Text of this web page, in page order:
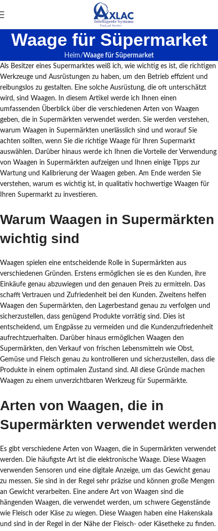
Waage für Süpermarket
Heim Waage für Süpermarket
Als Besitzer eines Supermarktes weiß ich, wie wichtig es ist, die richtigen
Werkzeuge und Ausrüstungen zu haben, um den Betrieb effizient und
reibungslos zu gestalten. Eine solche Ausrüstung, die oft unterschätzt
wird, sind Waagen. In diesem Artikel werde ich Ihnen einen
umfassenden Überblick über die verschiedenen Arten von Waagen
geben, die in Supermärkten verwendet werden. Sie werden verstehen,
warum Waagen in Supermärkten unerlässlich sind und worauf Sie
achten sollten, wenn Sie die richtige Waage für Ihren Supermarkt
auswählen. Darüber hinaus werde ich Ihnen die Vorteile der Verwendung
von Waagen in Supermärkten aufzeigen und Ihnen einige Tipps zur
Wartung und Kalibrierung der Waagen geben. Am Ende werden Sie
verstehen, warum es wichtig ist, in qualitativ hochwertige Waagen für
Ihren Supermarkt zu investieren.
Warum Waagen in Supermärkten
wichtig sind
Waagen spielen eine entscheidende Rolle in Supermärkten aus
verschiedenen Gründen. Erstens ermöglichen sie es den Kunden, ihre
Einkäufe genau abzuwiegen und den genauen Preis zu ermitteln. Das
schafft Vertrauen und Zufriedenheit bei den Kunden. Zweitens helfen
Waagen den Supermärkten, den Lagerbestand genau zu verfolgen und
sicherzustellen, dass genügend Produkte vorrätig sind. Dies ist
entscheidend, um Engpässe zu vermeiden und die Kundenzufriedenheit
aufrechtzuerhalten. Darüber hinaus ermöglichen Waagen den
Supermärkten, den Verkauf von frischen Lebensmitteln wie Obst,
Gemüse und Fleisch genau zu kontrollieren und sicherzustellen, dass die
Produkte in einem optimalen Zustand sind. All diese Gründe machen
Waagen zu einem unverzichtbaren Werkzeug für Supermärkte.
Arten von Waagen, die in
Supermärkten verwendet werden
Es gibt verschiedene Arten von Waagen, die in Supermärkten verwendet
werden. Die häufigste Art ist die elektronische Waage. Diese Waagen
verwenden Sensoren und eine digitale Anzeige, um das Gewicht genau
zu messen. Sie sind in der Regel sehr präzise und können große Mengen
an Gewicht verarbeiten. Eine andere Art von Waagen sind die
hängenden Waagen, die verwendet werden, um schwere Gegenstände
wie Fleisch oder Käse zu wiegen. Diese Waagen haben eine Hakenskala
und sind in der Regel in der Nähe der Fleisch- oder Käsetheke zu finden.